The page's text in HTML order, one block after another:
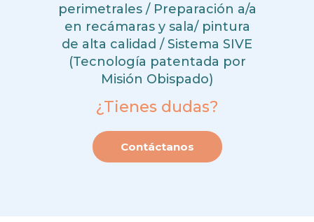
perimetrales / Preparación a/a
en recámaras y sala/ pintura
de alta calidad / Sistema SIVE
(Tecnología patentada por
Misión Obispado)
¿Tienes dudas?
Contáctanos